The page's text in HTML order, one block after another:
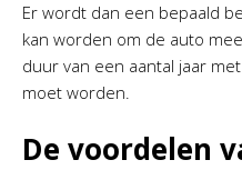
Er wordt dan een bepaald
kan worden om de auto
duur van een aantal jaar
moet worden.
De voordelen